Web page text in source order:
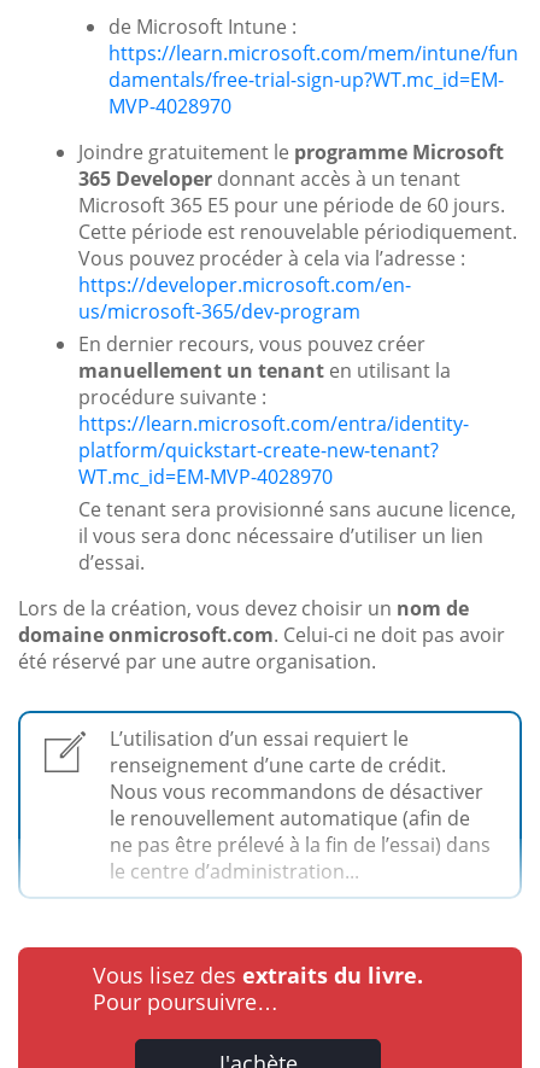
de Microsoft Intune :
https://learn.microsoft.com/mem/intune/fun
damentals/free-trial-sign-up?WT.mc_id=EM-
MVP-4028970
Joindre gratuitement le programme Microsoft
365 Developer donnant accès à un tenant
Microsoft 365 E5 pour une période de 60 jours.
Cette période est renouvelable périodiquement.
Vous pouvez procéder à cela via l’adresse :
https://developer.microsoft.com/en-
us/microsoft-365/dev-program
En dernier recours, vous pouvez créer
manuellement un tenant en utilisant la
procédure suivante :
https://learn.microsoft.com/entra/identity-
platform/quickstart-create-new-tenant?
WT.mc_id=EM-MVP-4028970
Ce tenant sera provisionné sans aucune licence,
il vous sera donc nécessaire d’utiliser un lien
d’essai.
Lors de la création, vous devez choisir un nom de
domaine onmicrosoft.com. Celui-ci ne doit pas avoir
été réservé par une autre organisation.
L’utilisation d’un essai requiert le
renseignement d’une carte de crédit.
Nous vous recommandons de désactiver
le renouvellement automatique (afin de
ne pas être prélevé à la fin de l’essai) dans
le centre d’administration...
Vous lisez des extraits du livre.
Pour poursuivre…